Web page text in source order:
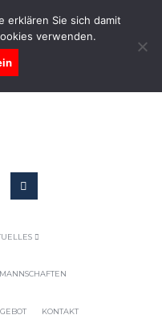
tsv-pfuhl.de
MANNSCHAFTEN
KONTAKT
erklären Sie sich damit
verwenden.